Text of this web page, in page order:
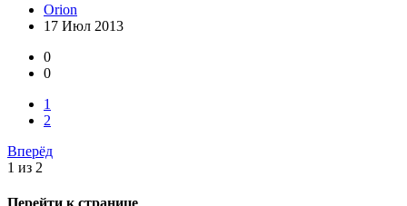
Orion
17 Июл 2013
0
0
1
2
Вперёд
1 из 2
Перейти к странице